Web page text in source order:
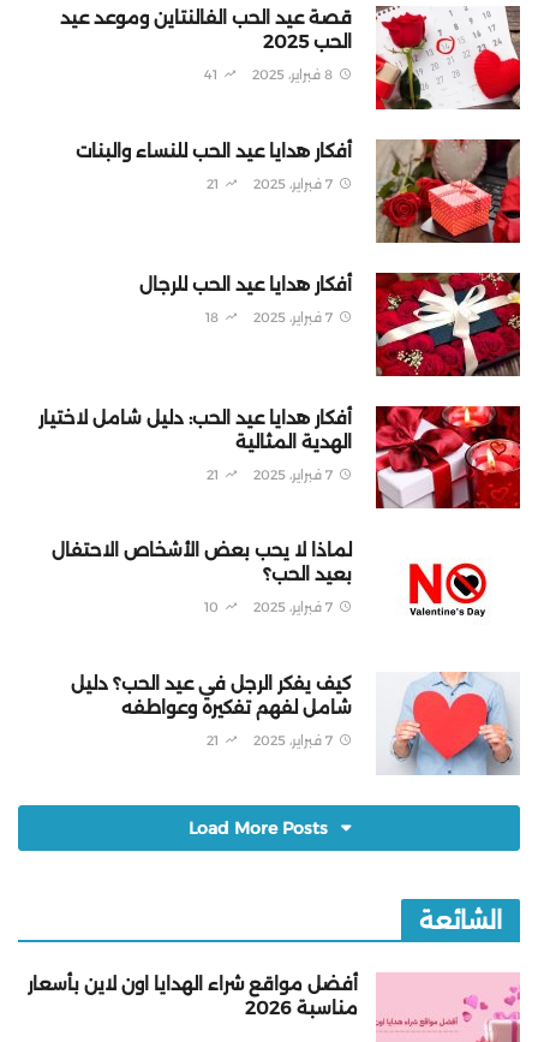
قصة عيد الحب الفالنتاين وموعد عيد
الحب 2025
8 فبراير، 2025 41
أفكار هدايا عيد الحب للنساء والبنات
7 فبراير، 2025 21
أفكار هدايا عيد الحب للرجال
7 فبراير، 2025 18
أفكار هدايا عيد الحب: دليل شامل لاختيار
الهدية المثالية
7 فبراير، 2025 21
لماذا لا يحب بعض الأشخاص الاحتفال
بعيد الحب؟
7 فبراير، 2025 10
كيف يفكر الرجل في عيد الحب؟ دليل
شامل لفهم تفكيره وعواطفه
7 فبراير، 2025 21
Load More Posts
الشائعة
أفضل مواقع شراء الهدايا اون لاين بأسعار
مناسبة 2026